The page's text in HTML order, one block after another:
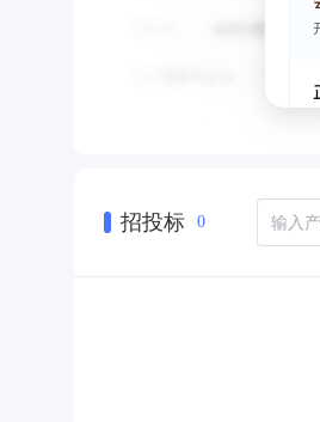
招投标 0